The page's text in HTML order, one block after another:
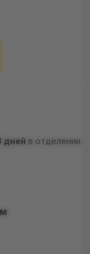
дней в отделении